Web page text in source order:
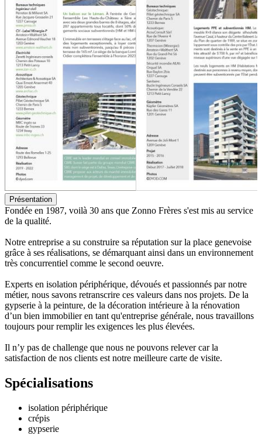
Présentation
Fondée en 1987, voilà 30 ans que Zonno Frères s'est mis au service
de la qualité.
Notre entreprise a su construire sa réputation sur la place genevoise
grâce à ses réalisations, se démarquant ainsi dans un environnement
très concurrentiel comme le second oeuvre.
Experts en isolation périphérique, dévoués et passionnés par notre
métier, nous savons retranscrire ces valeurs dans nos projets. De la
gypserie à la peinture, de la décoration intérieure à la rénovation
d’un bien immobilier en tant qu'entreprise générale, nous travaillons
toujours pour remplir les exigences les plus élevées.
Il n’y pas de challenge que nous ne pouvons relever car la
satisfaction de nos clients est notre meilleure carte de visite.
Spécialisations
isolation périphérique
crépis
gypserie